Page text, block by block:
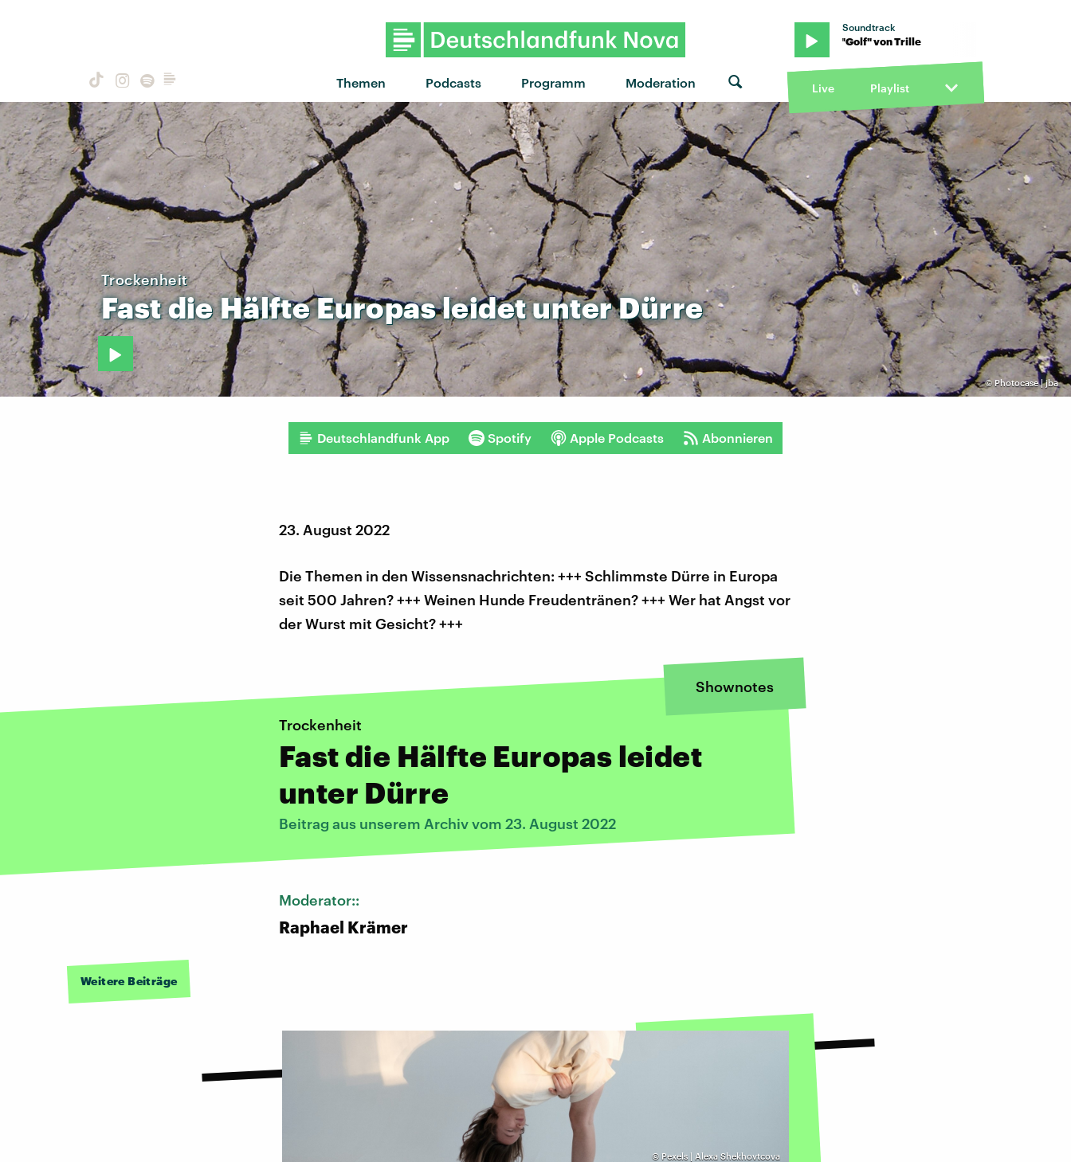
Themen Podcasts Programm Moderation
Soundtrack
"Golf" von Trille · "Golf" von Trille · "Golf" von Trille
Live Playlist
©Photocase | jba
Trockenheit
FastdieHälfteEuropasleidetunterDürre
Deutschlandfunk App Spotify Apple Podcasts Abonnieren
23. August 2022
Die Themen in den Wissensnachrichten: +++ Schlimmste Dürre in Europa
seit 500 Jahren? +++ Weinen Hunde Freudentränen? +++ Wer hat Angst vor
der Wurst mit Gesicht? +++
Shownotes
Trockenheit
Fast die Hälfte Europas leidet
unter Dürre
Beitrag aus unserem Archiv vom 23. August 2022
Moderator::
Raphael Krämer
Weitere Beiträge
© Pexels | Alexa Shekhovtcova